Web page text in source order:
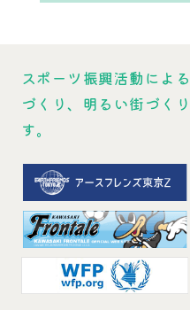
スポーツ振興活動によ
づくり、明るい街づく
す。